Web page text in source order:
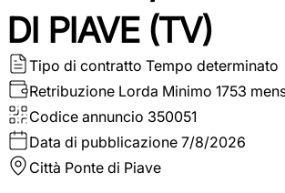
DI PIAVE (TV)
Tipo di contratto Tempo determinato
Retribuzione Lorda Minimo 1753
Codice annuncio 350051
Data di pubblicazione 7/8/2026
Città Ponte di Piave